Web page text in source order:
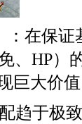
：在保证
、HP）
巨大价
趋于极